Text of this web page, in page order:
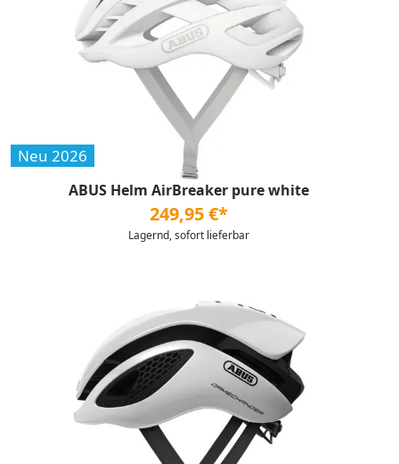
Neu 2026
ABUS Helm AirBreaker pure white
249,95 €*
Lagernd, sofort lieferbar